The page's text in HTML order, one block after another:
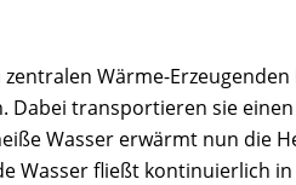
Wärme-Erzeugenden
Dabei transportieren sie
Wasser erwärmt nun die
Wasser fließt kontinuierlich